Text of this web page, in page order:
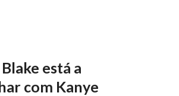
está a
com Kanye